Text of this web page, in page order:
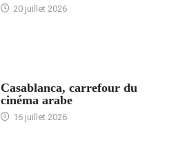
20 juillet 2026
Casablanca, carrefour du
cinéma arabe
16 juillet 2026